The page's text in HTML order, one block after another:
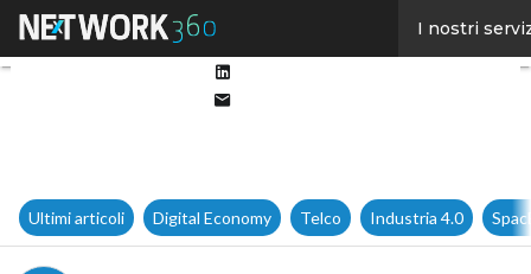
I nostri
Ultimi articoli Digital Economy Telco Industria 4.0